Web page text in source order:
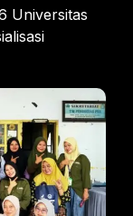
Universitas